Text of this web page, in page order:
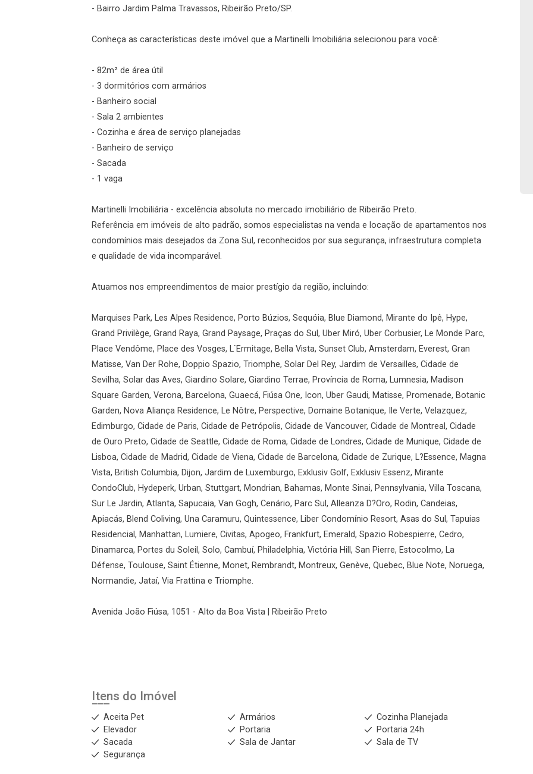
- Bairro Jardim Palma Travassos, Ribeirão Preto/SP.
Conheça as características deste imóvel que a Martinelli Imobiliária selecionou para você:
- 82m² de área útil
- 3 dormitórios com armários
- Banheiro social
- Sala 2 ambientes
- Cozinha e área de serviço planejadas
- Banheiro de serviço
- Sacada
- 1 vaga
Martinelli Imobiliária - excelência absoluta no mercado imobiliário de Ribeirão Preto.
Referência em imóveis de alto padrão, somos especialistas na venda e locação de apartamentos nos
condomínios mais desejados da Zona Sul, reconhecidos por sua segurança, infraestrutura completa
e qualidade de vida incomparável.
Atuamos nos empreendimentos de maior prestígio da região, incluindo:
Marquises Park, Les Alpes Residence, Porto Búzios, Sequóia, Blue Diamond, Mirante do Ipê, Hype,
Grand Privilège, Grand Raya, Grand Paysage, Praças do Sul, Uber Miró, Uber Corbusier, Le Monde Parc,
Place Vendôme, Place des Vosges, L`Ermitage, Bella Vista, Sunset Club, Amsterdam, Everest, Gran
Matisse, Van Der Rohe, Doppio Spazio, Triomphe, Solar Del Rey, Jardim de Versailles, Cidade de
Sevilha, Solar das Aves, Giardino Solare, Giardino Terrae, Província de Roma, Lumnesia, Madison
Square Garden, Verona, Barcelona, Guaecá, Fiúsa One, Icon, Uber Gaudi, Matisse, Promenade, Botanic
Garden, Nova Aliança Residence, Le Nôtre, Perspective, Domaine Botanique, Ile Verte, Velazquez,
Edimburgo, Cidade de Paris, Cidade de Petrópolis, Cidade de Vancouver, Cidade de Montreal, Cidade
de Ouro Preto, Cidade de Seattle, Cidade de Roma, Cidade de Londres, Cidade de Munique, Cidade de
Lisboa, Cidade de Madrid, Cidade de Viena, Cidade de Barcelona, Cidade de Zurique, L?Essence, Magna
Vista, British Columbia, Dijon, Jardim de Luxemburgo, Exklusiv Golf, Exklusiv Essenz, Mirante
CondoClub, Hydeperk, Urban, Stuttgart, Mondrian, Bahamas, Monte Sinai, Pennsylvania, Villa Toscana,
Sur Le Jardin, Atlanta, Sapucaia, Van Gogh, Cenário, Parc Sul, Alleanza D?Oro, Rodin, Candeias,
Apiacás, Blend Coliving, Una Caramuru, Quintessence, Liber Condomínio Resort, Asas do Sul, Tapuias
Residencial, Manhattan, Lumiere, Civitas, Apogeo, Frankfurt, Emerald, Spazio Robespierre, Cedro,
Dinamarca, Portes du Soleil, Solo, Cambuí, Philadelphia, Victória Hill, San Pierre, Estocolmo, La
Défense, Toulouse, Saint Étienne, Monet, Rembrandt, Montreux, Genève, Quebec, Blue Note, Noruega,
Normandie, Jataí, Via Frattina e Triomphe.
Avenida João Fiúsa, 1051 - Alto da Boa Vista | Ribeirão Preto
Itens do Imóvel
Aceita Pet Armários
Cozinha Planejada
Elevador
Portaria
Portaria 24h
Sacada
Sala de Jantar
Sala de TV
Segurança
08/08/2026
Esqueci minha senha
Agendar Visita